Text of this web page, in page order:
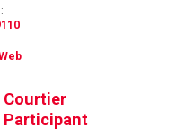
Courtier
Participant